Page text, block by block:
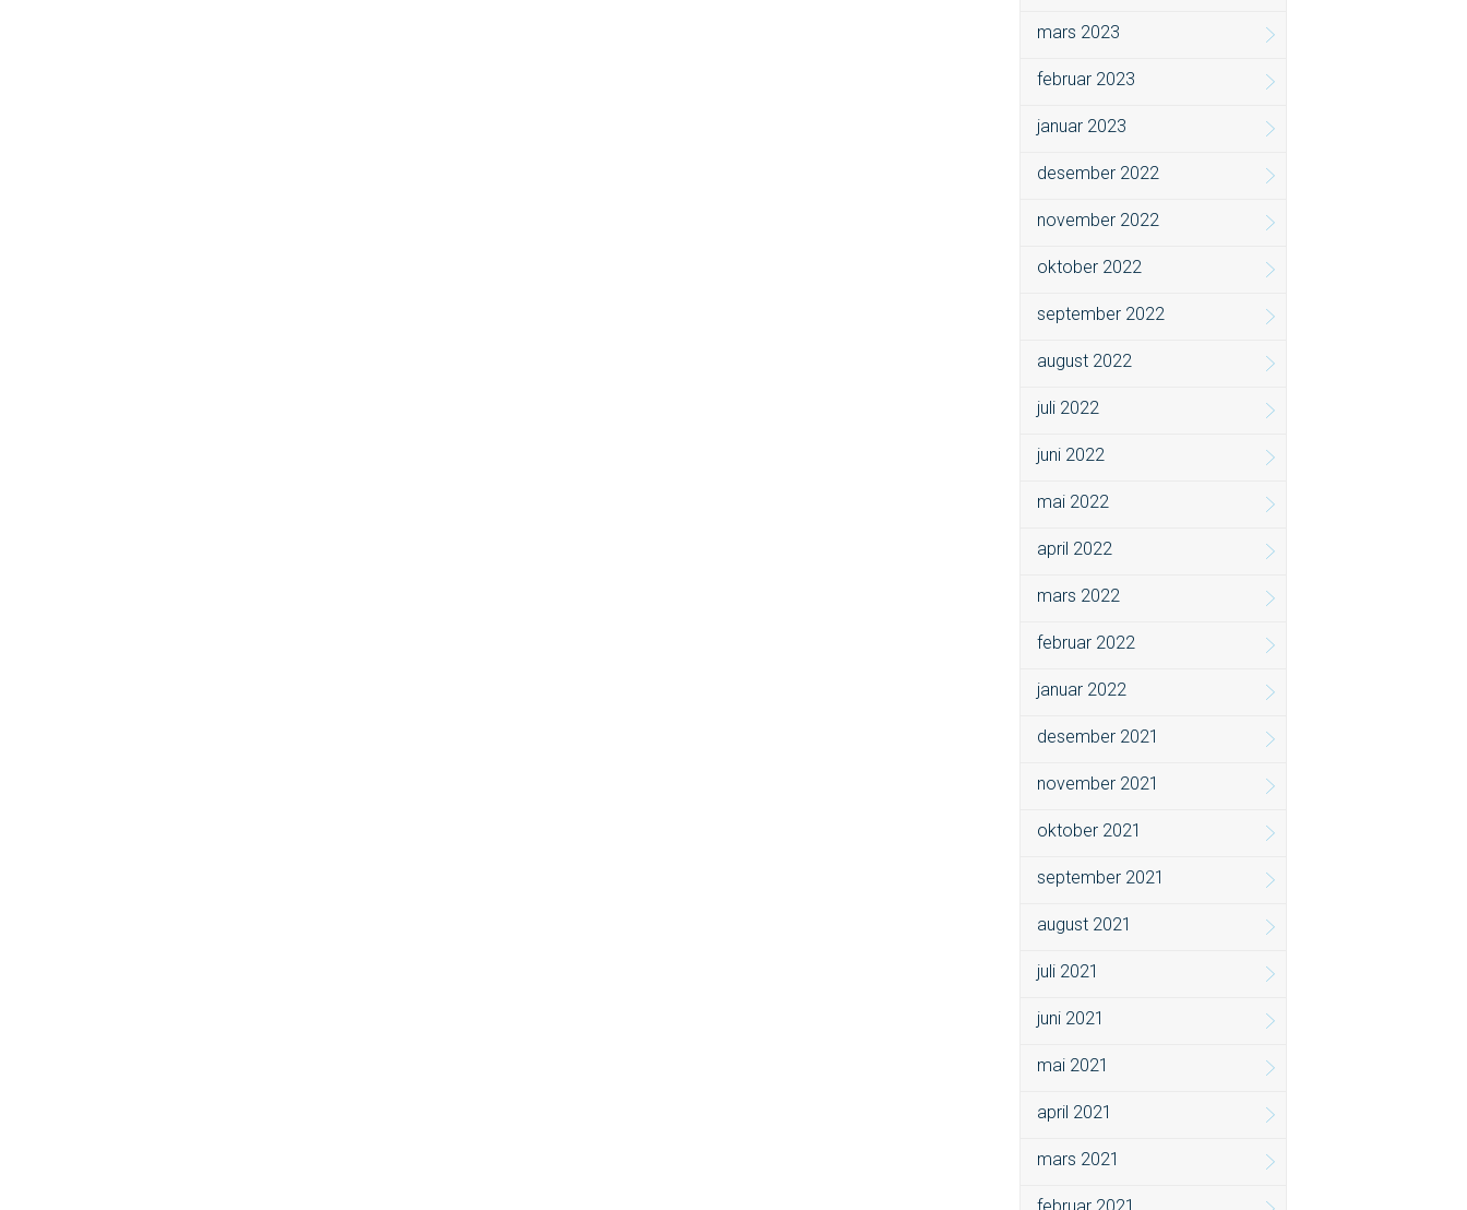
mars 2023
februar 2023
januar 2023
desember 2022
november 2022
oktober 2022
september 2022
august 2022
juli 2022
juni 2022
mai 2022
april 2022
mars 2022
februar 2022
januar 2022
desember 2021
november 2021
oktober 2021
september 2021
august 2021
juli 2021
juni 2021
mai 2021
april 2021
mars 2021